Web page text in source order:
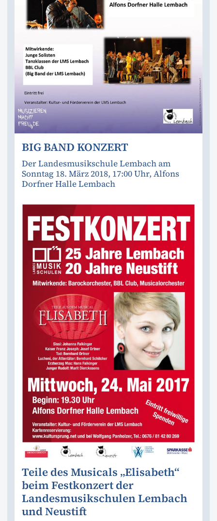
BIG BAND KONZERT
Der Landesmusikschule Lembach am
Sonntag 18. März 2018, 17:00 Uhr, Alfons
Dorfner Halle Lembach
Teile des Musicals „Elisabeth“
beim Festkonzert der
Landesmusikschulen Lembach
und Neustift